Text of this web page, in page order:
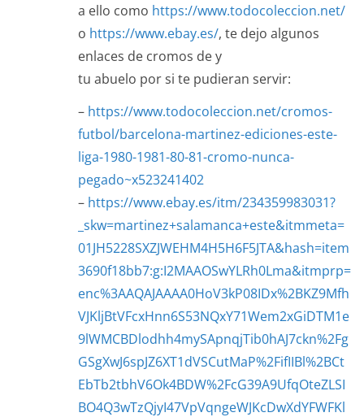
a ello como https://www.todocoleccion.net/
o https://www.ebay.es/, te dejo algunos
enlaces de cromos de y
tu abuelo por si te pudieran servir:
– https://www.todocoleccion.net/cromos-
futbol/barcelona-martinez-ediciones-este-
liga-1980-1981-80-81-cromo-nunca-
pegado~x523241402
– https://www.ebay.es/itm/234359983031?
_skw=martinez+salamanca+este&itmmeta=
01JH5228SXZJWEHM4H5H6F5JTA&hash=item
3690f18bb7:g:I2MAAOSwYLRh0Lma&itmprp=
enc%3AAQAJAAAA0HoV3kP08IDx%2BKZ9Mfh
VJKljBtVFcxHnn6S53NQxY71Wem2xGiDTM1e
9lWMCBDlodhh4mySApnqjTib0hAJ7ckn%2Fg
GSgXwJ6spJZ6XT1dVSCutMaP%2FifIIBl%2BCt
EbTb2tbhV6Ok4BDW%2FcG39A9UfqOteZLSI
BO4Q3wTzQjyI47VpVqngeWJKcDwXdYFWFKl